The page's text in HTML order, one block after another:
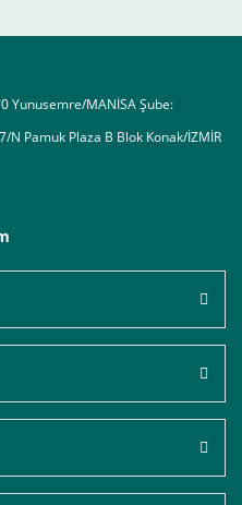
Yunusemre/MANİSA Şube:
N Pamuk Plaza B Blok Konak/İZMİR